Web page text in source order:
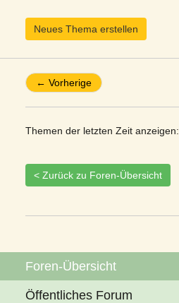
Neues Thema erstellen
← Vorherige
Themen der letzten Zeit anzeigen:
< Zurück zu Foren-Übersicht
Foren-Übersicht
Öffentliches Forum